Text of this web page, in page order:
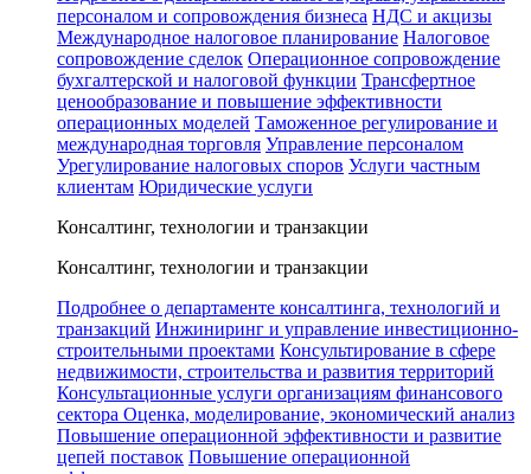
персоналом и сопровождения бизнеса НДС и акцизы
Международное налоговое планирование Налоговое
сопровождение сделок Операционное сопровождение
бухгалтерской и налоговой функции Трансфертное
ценообразование и повышение эффективности
операционных моделей Таможенное регулирование и
международная торговля Управление персоналом
Урегулирование налоговых споров Услуги частным
клиентам Юридические услуги
Консалтинг, технологии и транзакции
Консалтинг, технологии и транзакции
Подробнее о департаменте консалтинга, технологий и
транзакций Инжиниринг и управление инвестиционно-
строительными проектами Консультирование в сфере
недвижимости, строительства и развития территорий
Консультационные услуги организациям финансового
сектора Оценка, моделирование, экономический анализ
Повышение операционной эффективности и развитие
цепей поставок Повышение операционной